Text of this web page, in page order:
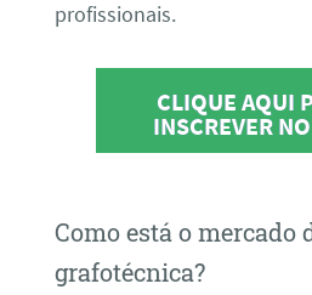
profissionais.
CLIQUE AQUI
INSCREVER
Como está o mercado
grafotécnica?